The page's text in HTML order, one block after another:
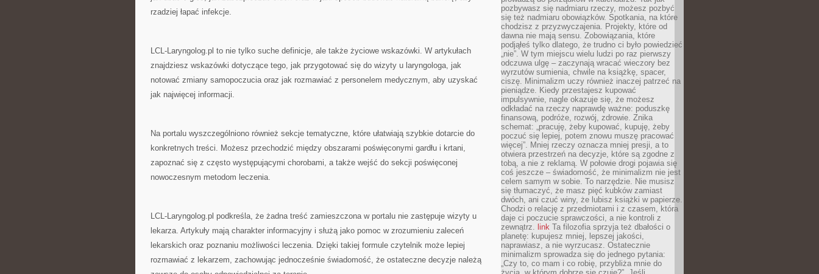
rzadziej łapać infekcje.
LCL-Laryngolog.pl to nie tylko suche definicje, ale także życiowe wskazówki. W artykułach
znajdziesz wskazówki dotyczące tego, jak przygotować się do wizyty u laryngologa, jak
notować zmiany samopoczucia oraz jak rozmawiać z personelem medycznym, aby uzyskać
jak najwięcej informacji.
Na portalu wyszczególniono również sekcje tematyczne, które ułatwiają szybkie dotarcie do
konkretnych treści. Możesz przechodzić między obszarami poświęconymi gardłu i krtani,
zapoznać się z często występującymi chorobami, a także wejść do sekcji poświęconej
nowoczesnym metodom leczenia.
LCL-Laryngolog.pl podkreśla, że żadna treść zamieszczona w portalu nie zastępuje wizyty u
lekarza. Artykuły mają charakter informacyjny i służą jako pomoc w zrozumieniu zaleceń
lekarskich oraz poznaniu możliwości leczenia. Dzięki takiej formule czytelnik może lepiej
rozmawiać z lekarzem, zachowując jednocześnie świadomość, że ostateczne decyzje należą
pozbywasz się nadmiaru rzeczy, możesz pozbyć
się też nadmiaru obowiązków. Spotkania, na które
chodzisz z przyzwyczajenia. Projekty, które od
dawna nie mają sensu. Zobowiązania, które
podjąłeś tylko dlatego, że trudno ci było powiedzieć
„nie”. W tym miejscu wielu ludzi po raz pierwszy
odczuwa ulgę – zaczynają wracać wieczory bez
wyrzutów sumienia, chwile na książkę, spacer,
ciszę. Minimalizm uczy również inaczej patrzeć na
pieniądze. Kiedy przestajesz kupować
impulsywnie, nagle okazuje się, że możesz
odkładać na rzeczy naprawdę ważne: poduszkę
finansową, podróże, rozwój, zdrowie. Znika
schemat: „pracuję, żeby kupować, kupuję, żeby
poczuć się lepiej, potem znowu muszę pracować
więcej”. Mniej rzeczy oznacza mniej presji, a to
otwiera przestrzeń na decyzje, które są zgodne z
tobą, a nie z reklamą. W połowie drogi pojawia się
coś jeszcze – świadomość, że minimalizm nie jest
celem samym w sobie. To narzędzie. Nie musisz
się tłumaczyć, że masz pięć kubków zamiast
dwóch, ani czuć winy, że lubisz książki w papierze.
Chodzi o relację z przedmiotami i z czasem, która
daje ci poczucie sprawczości, a nie kontroli z
zewnątrz. link Ta filozofia sprzyja też dbałości o
planetę: kupujesz mniej, lepszej jakości,
naprawiasz, a nie wyrzucasz. Ostatecznie
minimalizm sprowadza się do jednego pytania:
„Czy to, co mam i co robię, przybliża mnie do